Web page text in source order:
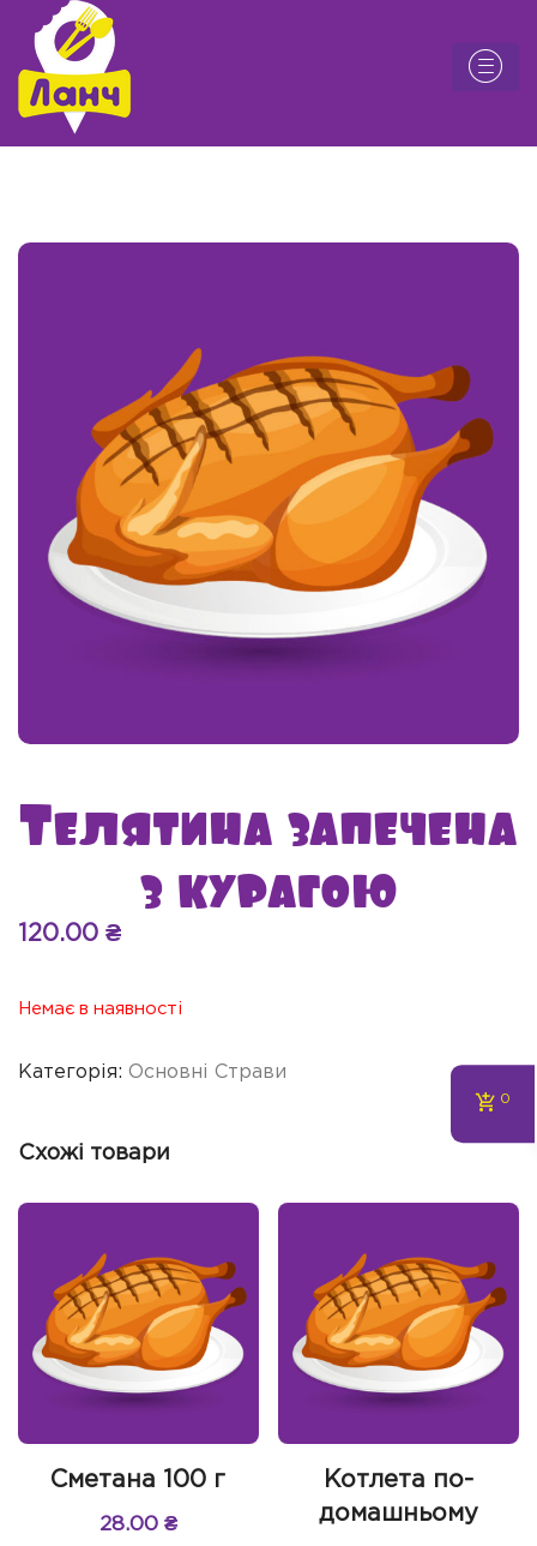
Телятина запечена
з курагою
120.00 ₴
Немає в наявності
Категорія: Основні Страви
Схожі товари
Сметана 100 г
28.00 ₴
Котлета по-
домашньому
0